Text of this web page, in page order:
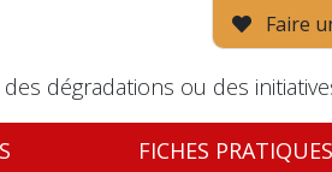
Faire
des dégradations ou des
FICHES PRATIQUES